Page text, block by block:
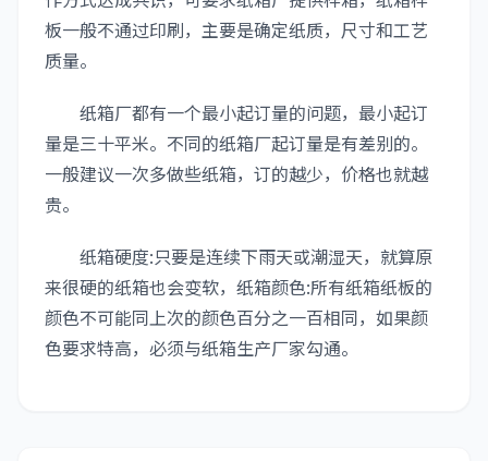
板一般不通过印刷，主要是确定纸质，尺寸和工艺
质量。
纸箱厂都有一个最小起订量的问题，最小起订
量是三十平米。不同的纸箱厂起订量是有差别的。
一般建议一次多做些纸箱，订的越少，价格也就越
贵。
纸箱硬度:只要是连续下雨天或潮湿天，就算原
来很硬的纸箱也会变软，纸箱颜色:所有纸箱纸板的
颜色不可能同上次的颜色百分之一百相同，如果颜
色要求特高，必须与纸箱生产厂家勾通。